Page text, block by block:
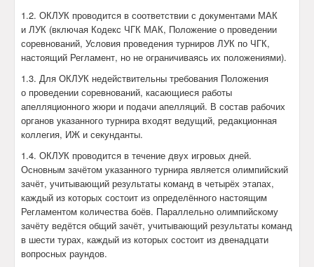
1.2. ОКЛУК проводится в соответствии с документами МАК
и ЛУК (включая Кодекс ЧГК МАК, Положение о проведении
соревнований, Условия проведения турниров ЛУК по ЧГК,
настоящий Регламент, но не ограничиваясь их положениями).
1.3. Для ОКЛУК недействительны требования Положения
о проведении соревнований, касающиеся работы
апелляционного жюри и подачи апелляций. В состав рабочих
органов указанного турнира входят ведущий, редакционная
коллегия, ИЖ и секунданты.
1.4. ОКЛУК проводится в течение двух игровых дней.
Основным зачётом указанного турнира является олимпийский
зачёт, учитывающий результаты команд в четырёх этапах,
каждый из которых состоит из определённого настоящим
Регламентом количества боёв. Параллельно олимпийскому
зачёту ведётся общий зачёт, учитывающий результаты команд
в шести турах, каждый из которых состоит из двенадцати
вопросных раундов.